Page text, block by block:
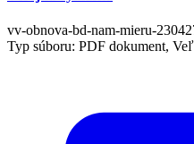
vv-obnova-bd-nam-mieru-
Typ súboru: PDF dokument,